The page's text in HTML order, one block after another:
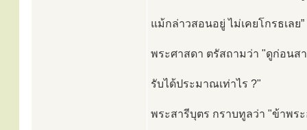
แม้กล่าวสอนอยู่ ไม่เคยโกรธเลย”
พระศาสดา ตรัสถามว่า "ดูก่อนส
รับได้ประมาณเท่าไร ?"
พระสารีบุตร กราบทูลว่า "ข้าพร